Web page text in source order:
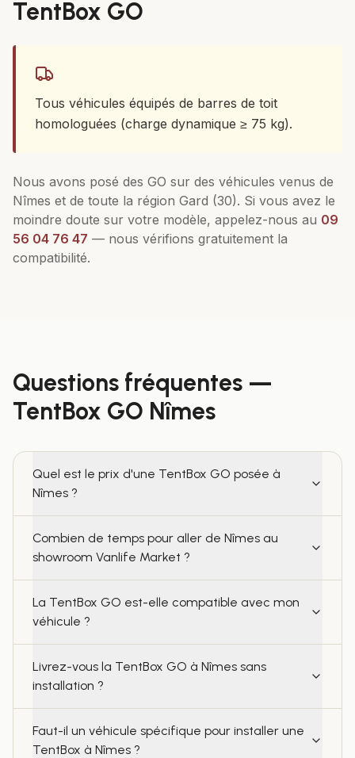
TentBox GO
Tous véhicules équipés de barres de toit
homologuées (charge dynamique ≥ 75 kg).
Nous avons posé des GO sur des véhicules venus de
Nîmes et de toute la région Gard (30). Si vous avez le
moindre doute sur votre modèle, appelez-nous au 09
56 04 76 47 — nous vérifions gratuitement la
compatibilité.
Questions fréquentes —
TentBox GO Nîmes
Quel est le prix d'une TentBox GO posée à
Nîmes ?
Combien de temps pour aller de Nîmes au
showroom Vanlife Market ?
La TentBox GO est-elle compatible avec mon
véhicule ?
Livrez-vous la TentBox GO à Nîmes sans
installation ?
Faut-il un véhicule spécifique pour installer une
TentBox à Nîmes ?